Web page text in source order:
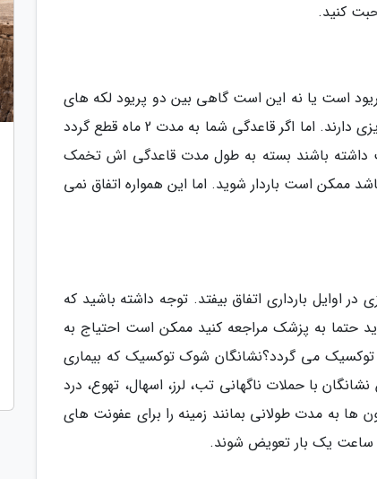
کنید.
است یا نه این است گاهی بین دو پریود لکه های
خون دیده می گردد. در برخی از زنان هنگام تخمک گذاری کمی خون ریزی دارند. اما اگر قاعدگی شما به مدت 2 ماه قطع گردد
داشته باشند بسته به طول مدت قاعدگی اش تخمک
ممکن است باردار شوید. اما این همواره اتفاق نمی
بارداری اتفاق بیفتد. توجه داشته باشید که
حتما به پزشک مراجعه کنید ممکن است احتیاج به
می گردد؟نشانگان شوک توکسیک که بیماری
با حملات ناگهانی تب، لرز، اسهال، تهوع، درد
ها به مدت طولانی بمانند زمینه را برای عفونت های